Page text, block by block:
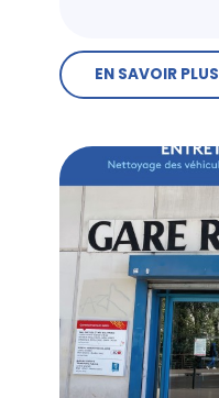
EN SAVOIR PLUS